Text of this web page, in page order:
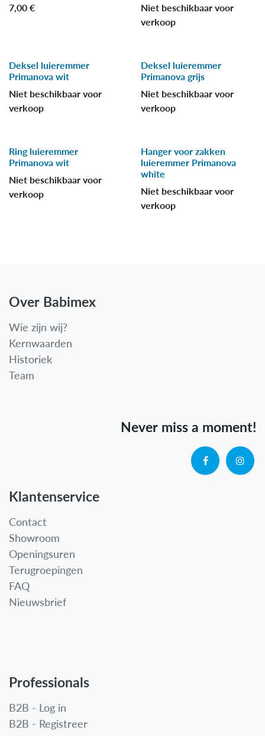
7,00 €
Niet beschikbaar voor
verkoop
Deksel luieremmer
Primanova wit
Niet beschikbaar voor
verkoop
Deksel luieremmer
Primanova grijs
Niet beschikbaar voor
verkoop
Ring luieremmer
Primanova wit
Niet beschikbaar voor
verkoop
Hanger voor zakken
luieremmer Primanova
white
Niet beschikbaar voor
verkoop
Over Babimex
Wie zijn wij?
Kernwaarden
Historiek
Team
Never miss a moment!
Klantenservice
Contact
Showroom
Openingsuren
Terugroepingen
FAQ
Nieuwsbrief
Professionals
B2B - Log in
B2B - Registreer